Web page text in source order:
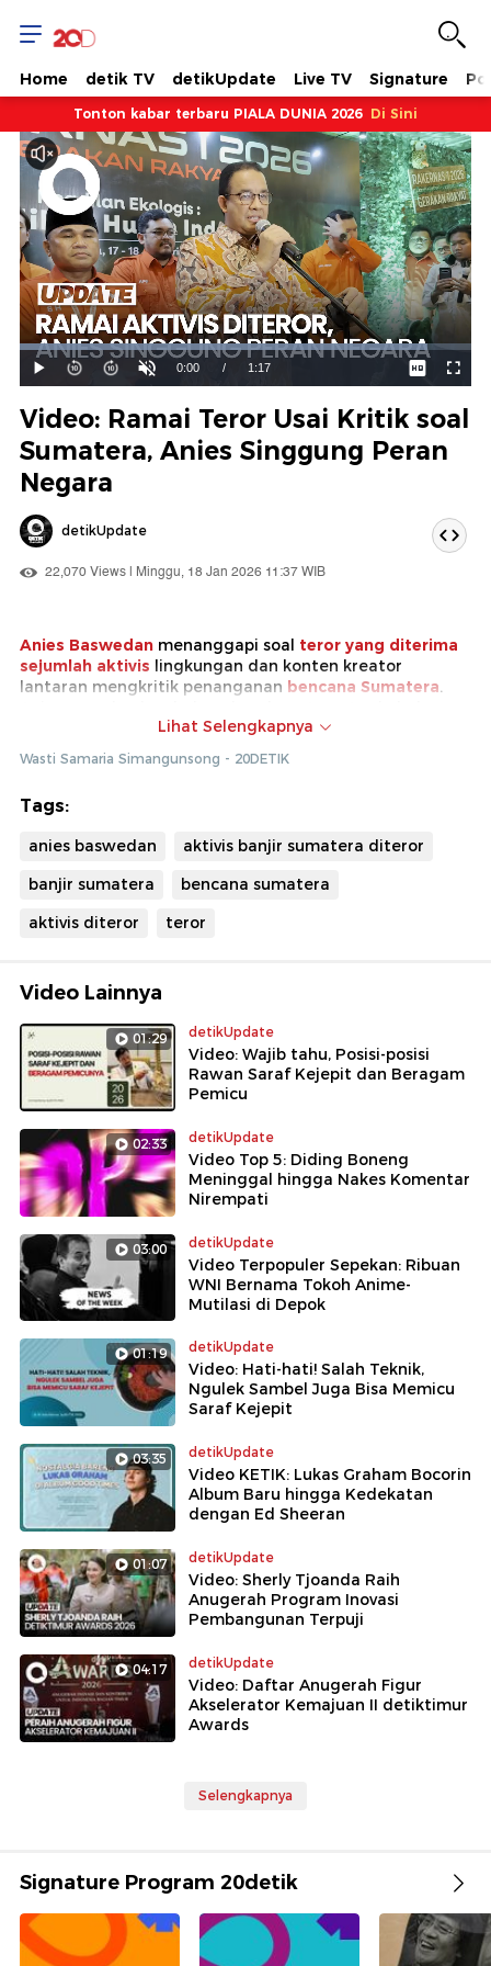
Home detik TV detikUpdate Live TV Signature
Tonton kabar terbaru PIALA DUNIA 2026 Di Sini
Mainkan
Suara
Hidup
Waktu
0:00 / Durasi
1:17
Dimuat:
90.21%
Video: Ramai Teror Usai Kritik soal
Sumatera, Anies Singgung Peran
Negara
detikUpdate
22,070 Views | Minggu, 18 Jan 2026 11:37 WIB
Anies Baswedan menanggapi soal teror yang diterima
sejumlah aktivis lingkungan dan konten kreator
lantaran mengkritik penanganan bencana Sumatera.
bersuara dan berpendapat wajib dilindungi negara.
Sebelumnya, dugaan teror ini telah dilaporkan oleh
konten kreator bernama Yansen, ke Bareskrim Polri pada
Lihat Selengkapnya
Wasti Samaria Simangunsong - 20DETIK
Tags:
anies baswedan
aktivis banjir sumatera diteror
banjir sumatera
bencana sumatera
aktivis diteror
teror
Video Lainnya
01:29 detikUpdate
Video: Wajib tahu, Posisi-posisi
Rawan Saraf Kejepit dan Beragam
Pemicu
02:33 detikUpdate
Video Top 5: Diding Boneng
Meninggal hingga Nakes Komentar
Nirempati
03:00 detikUpdate
Video Terpopuler Sepekan: Ribuan
WNI Bernama Tokoh Anime-
Mutilasi di Depok
01:19 detikUpdate
Video: Hati-hati! Salah Teknik,
Ngulek Sambel Juga Bisa Memicu
Saraf Kejepit
03:35 detikUpdate
Video KETIK: Lukas Graham Bocorin
Album Baru hingga Kedekatan
dengan Ed Sheeran
01:07 detikUpdate
Video: Sherly Tjoanda Raih
Anugerah Program Inovasi
Pembangunan Terpuji
04:17 detikUpdate
Video: Daftar Anugerah Figur
Akselerator Kemajuan II detiktimur
Awards
Selengkapnya
Signature Program 20detik